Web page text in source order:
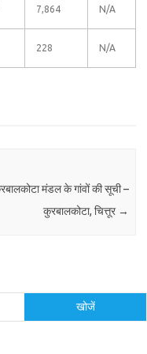
7,864 N/A
228 N/A
मंडल के गांवों की सूची –
कुरबालकोटा, चित्तूर →
खोजें